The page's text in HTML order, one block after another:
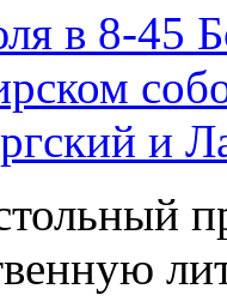
в 8-45
и